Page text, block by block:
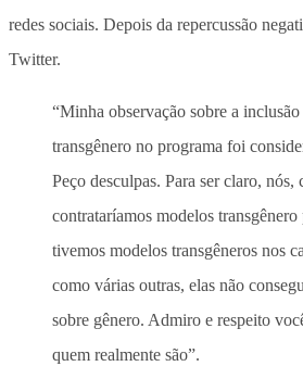
redes sociais. Depois da repercussão
Twitter.
“Minha observação sobre a
transgênero no programa foi
Peço desculpas. Para ser claro, nós,
contrataríamos modelos
tivemos modelos transgêneros nos
como várias outras, elas não
sobre gênero. Admiro e respeito
quem realmente são”.